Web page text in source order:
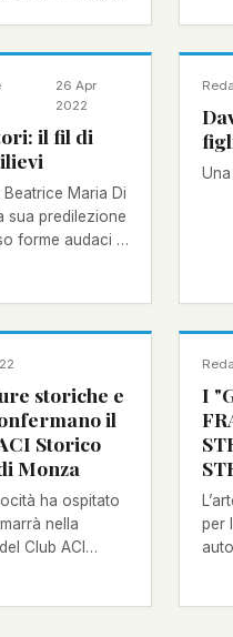
·
26 Apr
2022
il fil di
Maria Di
sua predilezione
forme audaci e
storiche e
il
Storico
Monza
ha ospitato
nella
Club ACI
I
per